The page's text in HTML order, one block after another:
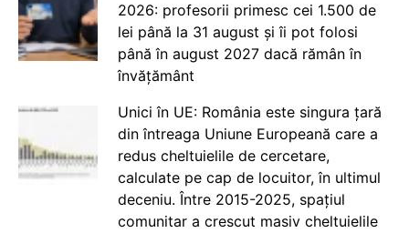
2026: profesorii primesc cei 1.500 de
lei până la 31 august și îi pot folosi
până în august 2027 dacă rămân în
învățământ
Unici în UE: România este singura țară
din întreaga Uniune Europeană care a
redus cheltuielile de cercetare,
calculate pe cap de locuitor, în ultimul
deceniu. Între 2015-2025, spațiul
comunitar a crescut masiv cheltuielile